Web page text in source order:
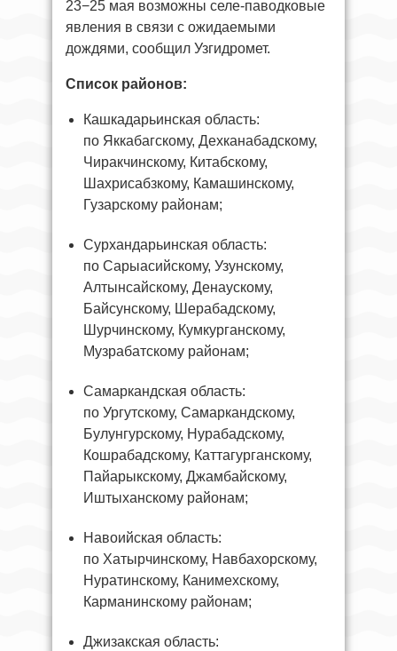
23−25 мая возможны селе-паводковые
явления в связи с ожидаемыми
дождями, сообщил Узгидромет.
Список районов:
Кашкадарьинская область:
по Яккабагскому, Дехканабадскому,
Чиракчинскому, Китабскому,
Шахрисабзкому, Камашинскому,
Гузарскому районам;
Сурхандарьинская область:
по Сарыасийскому, Узунскому,
Алтынсайскому, Денаускому,
Байсунскому, Шерабадскому,
Шурчинскому, Кумкурганскому,
Музрабатскому районам;
Самаркандская область:
по Ургутскому, Самаркандскому,
Булунгурскому, Нурабадскому,
Кошрабадскому, Каттагурганскому,
Пайарыкскому, Джамбайскому,
Иштыханскому районам;
Навоийская область:
по Хатырчинскому, Навбахорскому,
Нуратинскому, Канимехскому,
Карманинскому районам;
Джизакская область: